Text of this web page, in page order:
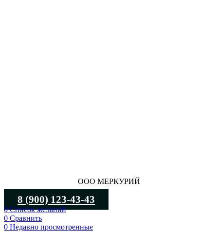
ООО МЕРКУРИЙ
8 (900) 123-43-43
0Список желаний
0 Сравнить
0 Недавно просмотренные